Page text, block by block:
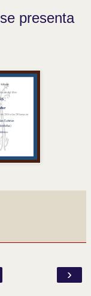
presenta
›